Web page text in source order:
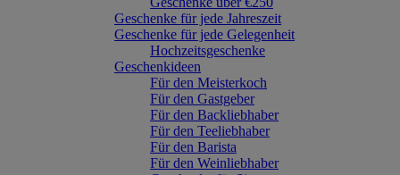
Geschenke für jede Jahreszeit
Geschenke für jede Gelegenheit
Hochzeitsgeschenke
Geschenkideen
Für den Meisterkoch
Für den Gastgeber
Für den Backliebhaber
Für den Teeliebhaber
Für den Barista
Für den Weinliebhaber